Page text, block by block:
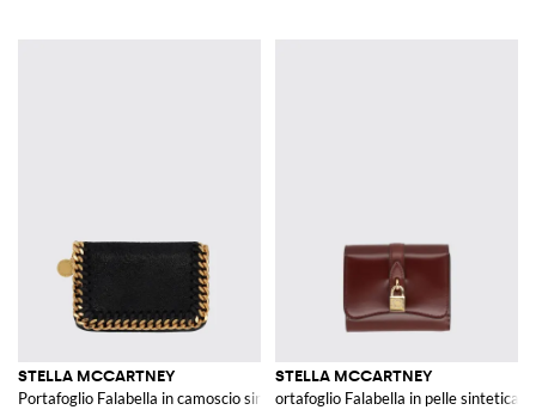
STELLA MCCARTNEY
Portafoglio Falabella in camoscio sintetico cracklé
STELLA MCCARTNEY
ortafoglio Falabella in pelle sintetica